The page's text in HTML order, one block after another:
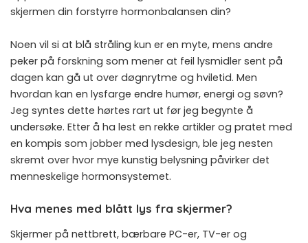
skjermen din forstyrre hormonbalansen din?
Noen vil si at blå stråling kun er en myte, mens andre
peker på forskning som mener at feil lysmidler sent på
dagen kan gå ut over døgnrytme og hviletid. Men
hvordan kan en lysfarge endre humør, energi og søvn?
Jeg syntes dette hørtes rart ut før jeg begynte å
undersøke. Etter å ha lest en rekke artikler og pratet med
en kompis som jobber med lysdesign, ble jeg nesten
skremt over hvor mye kunstig belysning påvirker det
menneskelige hormonsystemet.
Hva menes med blått lys fra skjermer?
Skjermer på nettbrett, bærbare PC-er, TV-er og